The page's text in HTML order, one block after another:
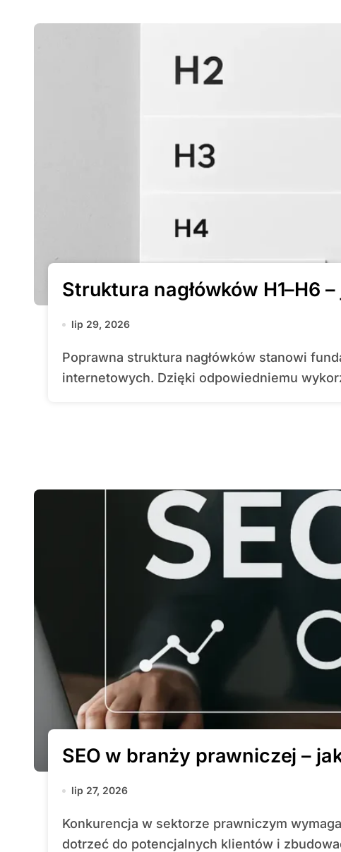
Struktura nagłówków H1–H6
lip 29, 2026
Poprawna struktura nagłówków stanowi fundament efektywnej optymalizacji stron
internetowych. Dzięki odpowiedniemu
SEO w branży prawniczej –
lip 27, 2026
Konkurencja w sektorze prawniczym wymaga przemyślanej strategii online, by
dotrzeć do potencjalnych klientów i